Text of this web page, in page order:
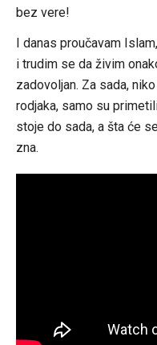
bez vere!
I danas proučavam
i trudim se da živim
zadovoljan. Za sada,
rodjaka, samo su
stoje do sada, a šta će
zna.